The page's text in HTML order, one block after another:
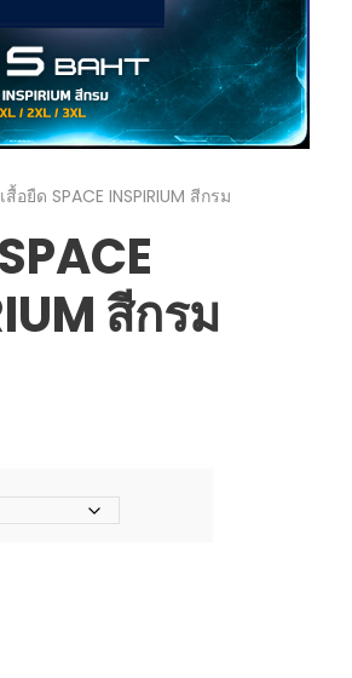
สื้อยืด SPACE INSPIRIUM สีกรม
สีกรม